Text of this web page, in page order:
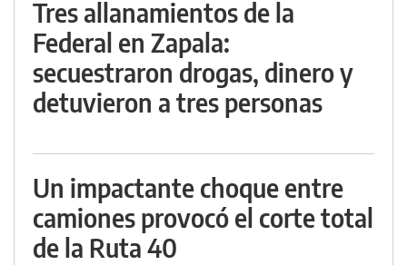
Tres allanamientos de la
Federal en Zapala:
secuestraron drogas, dinero y
detuvieron a tres personas
Un impactante choque entre
camiones provocó el corte total
de la Ruta 40